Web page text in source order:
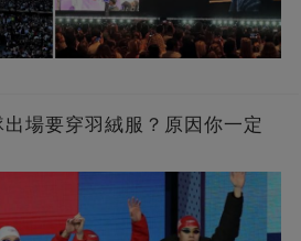
場要穿羽絨服？原因你一定